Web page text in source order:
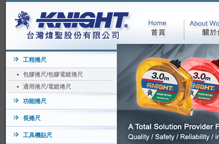
工程捲尺
包膠捲尺/包膠電鍍捲尺
通用捲尺/電鍍捲尺
功能捲尺
長捲尺
工具機貼尺